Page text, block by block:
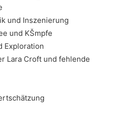
und Inszenierung
und KŠmpfe
Exploration
Lara Croft und fehlende